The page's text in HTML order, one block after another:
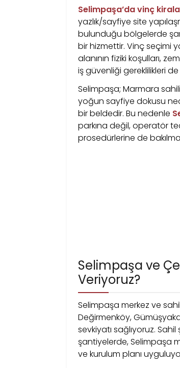
Selimpaşa’da vinç
yazlık/sayfiye site
bulunduğu bölgelerde
bir hizmettir. Vinç seçimi
alanının fiziki koşulları,
iş güvenliği gereklilikleri
Selimpaşa; Marmara
yoğun sayfiye dokusu
bir beldedir. Bu nedenle
parkına değil, operatör
prosedürlerine de
Selimpaşa ve
Veriyoruz?
Selimpaşa merkez ve
Değirmenköy,
sevkiyatı sağlıyoruz.
şantiyelerde, Selimpaşa
ve kurulum planı